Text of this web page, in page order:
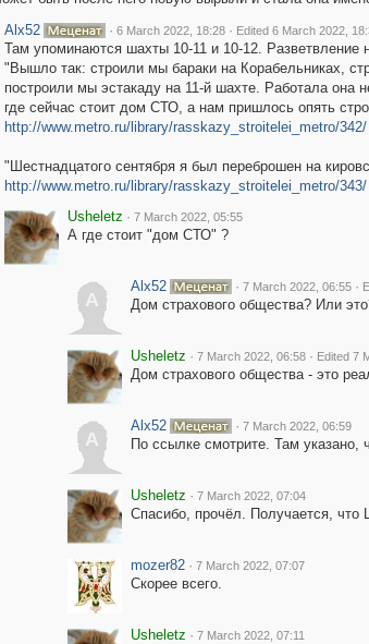
Alx52 · 6 March 2022, 18:28 · Edited 6 March 2022,
Там упоминаются шахты 10-11 и 10-12.
"Вышло так: строили мы бараки на Корабельниках,
построили мы эстакаду на 11-й шахте. Работала
где сейчас стоит дом СТО, а нам пришлось опять
http://www.metro.ru/library/rasskazy_stroitelei_metro/342/
"Шестнадцатого сентября я был переброшен на
http://www.metro.ru/library/rasskazy_stroitelei_metro/343/
Usheletz · 7 March 2022, 05:55
А где стоит "дом СТО" ?
A
Alx52 · 7 March 2022, 06:55 ·
Дом страхового общества? Или
Usheletz · 7 March 2022, 06:58 · Edited 7
Дом страхового общества - это
A
Alx52 · 7 March 2022, 06:59
По ссылке смотрите. Там
Usheletz · 7 March 2022, 07:04
Спасибо, прочёл. Получается,
mozer82 · 7 March 2022, 07:07
Скорее всего.
Usheletz · 7 March 2022, 07:11